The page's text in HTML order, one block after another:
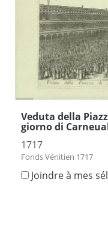
Veduta della
giorno di
1717
Fonds Vénitien 1717
Joindre à mes